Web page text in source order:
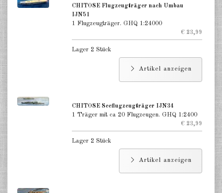
CHITOSE Flugzeugträger nach Umbau
IJN51
1 Flugzeugträger. GHQ 1:24000
€ 23,99
Lager 2 Stück
Artikel anzeigen
CHITOSE Seeflugzeugträger IJN34
1 Träger mit ca 20 Flugzeugen. GHQ 1:2400
€ 23,99
Lager 2 Stück
Artikel anzeigen